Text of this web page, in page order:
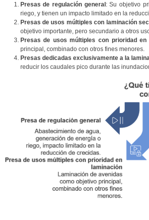
Presas de regulación general: Su objetivo
riego, y tienen un impacto limitado en la
Presas de usos múltiples con laminación
objetivo importante, pero secundario a otros
Presas de usos múltiples con prioridad en
principal, combinado con otros fines menores.
Presas dedicadas exclusivamente a la
reducir los caudales pico durante las